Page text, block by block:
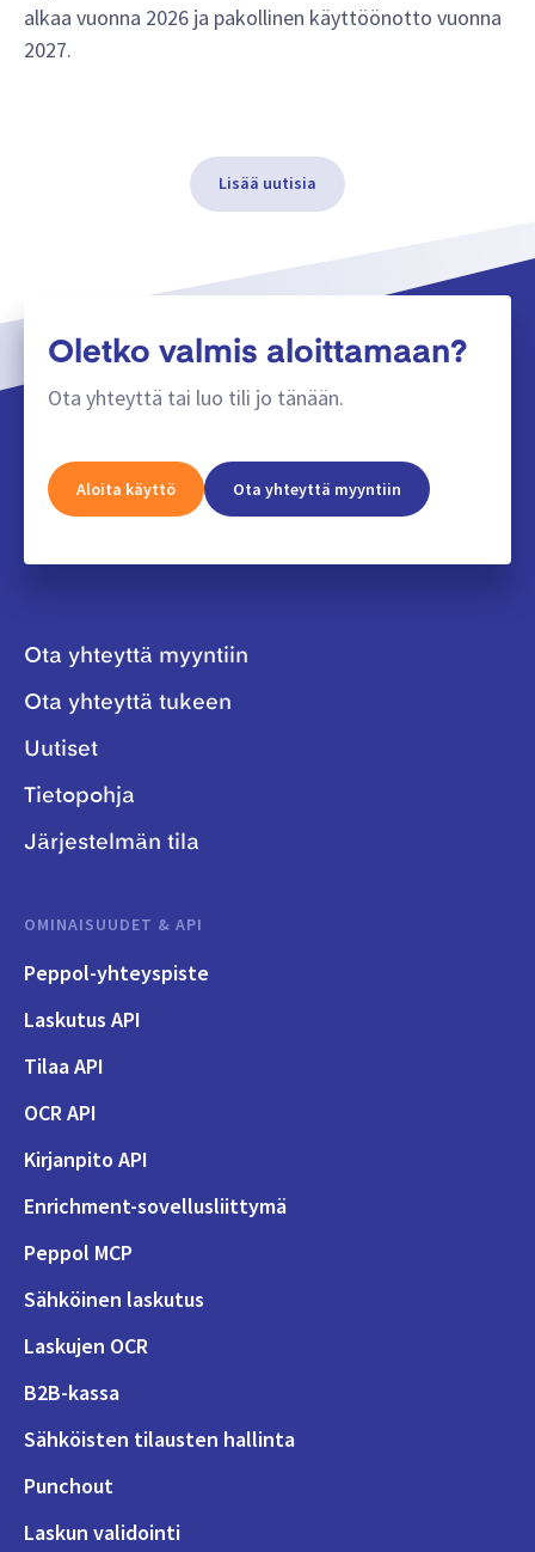
alkaa vuonna 2026 ja pakollinen käyttöönotto vuonna
2027.
Lisää uutisia
Oletko valmis aloittamaan?
Ota yhteyttä tai luo tili jo tänään.
Aloita käyttö Ota yhteyttä myyntiin
Ota yhteyttä myyntiin
Ota yhteyttä tukeen
Uutiset
Tietopohja
Järjestelmän tila
OMINAISUUDET & API
Peppol-yhteyspiste
Laskutus API
Tilaa API
OCR API
Kirjanpito API
Enrichment-sovellusliittymä
Peppol MCP
Sähköinen laskutus
Laskujen OCR
B2B-kassa
Sähköisten tilausten hallinta
Punchout
Laskun validointi